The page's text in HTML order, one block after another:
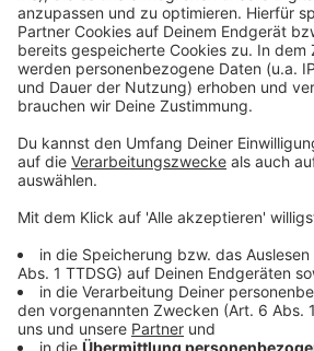
Video
Mehr Informationen
Akzeptieren
powered byUsercentrics
Management
Das Interview mit Katy Perry
Anzeige
Wir benötigen
Zustimmung, um den
Video-Service zu
Wir verwenden einen
Drittanbieters, um